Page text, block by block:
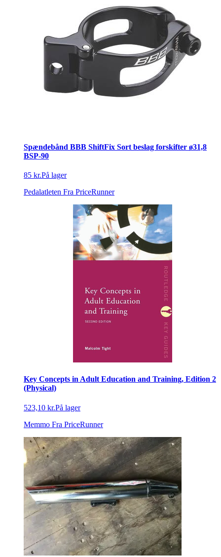
Spændebånd BBB ShiftFix Sort beslag forskifter ø31,8
BSP-90
85 kr.På lager
Pedalatleten Fra PriceRunner
Key Concepts in Adult Education and Training, Edition 2
(Physical)
523,10 kr.På lager
Memmo Fra PriceRunner